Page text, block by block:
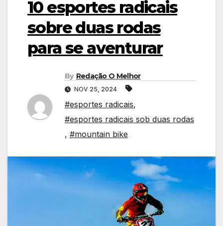
10 esportes radicais
sobre duas rodas
para se aventurar
By Redação O Melhor
NOV 25, 2024
#esportes radicais,
#esportes radicais sob duas rodas
, #mountain bike